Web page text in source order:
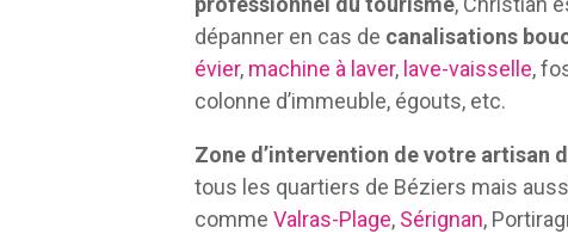
dépanner en cas de canalisations
évier, machine à laver, lave-vaisselle,
colonne d’immeuble, égouts, etc.
Zone d’intervention de votre artisan
tous les quartiers de Béziers mais
commeValras-Plage, Sérignan,